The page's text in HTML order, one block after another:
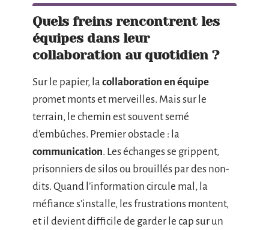
Quels freins rencontrent les
équipes dans leur
collaboration au quotidien ?
Sur le papier, la collaboration en équipe
promet monts et merveilles. Mais sur le
terrain, le chemin est souvent semé
d’embûches. Premier obstacle : la
communication. Les échanges se grippent,
prisonniers de silos ou brouillés par des non-
dits. Quand l’information circule mal, la
méfiance s’installe, les frustrations montent,
et il devient difficile de garder le cap sur un